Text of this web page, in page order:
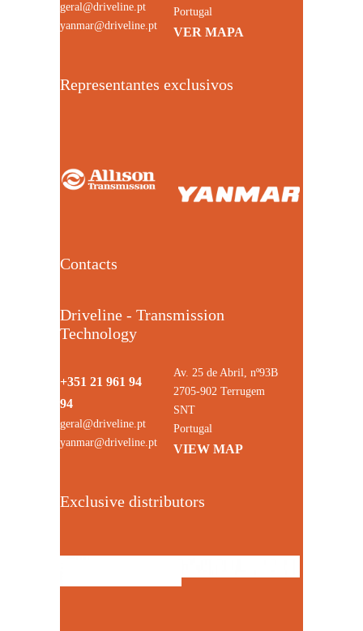
geral@driveline.pt
yanmar@driveline.pt
Portugal
VER MAPA
Representantes exclusivos
Contacts
Driveline - Transmission
Technology
+351 21 961 94
94
geral@driveline.pt
yanmar@driveline.pt
Av. 25 de Abril, nº93B
2705-902 Terrugem
SNT
Portugal
VIEW MAP
Exclusive distributors